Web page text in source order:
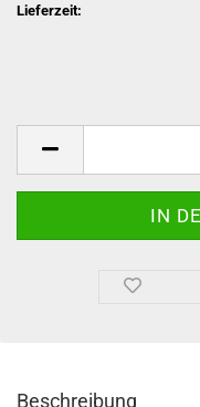
Lieferzeit:
Beschreibung